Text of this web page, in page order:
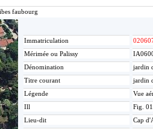
faubourg
Immatriculation
Mérimée ou Palissy
Dénomination
jardin
Titre courant
jardin
Légende
Vue
Ill
Fig.
Lieu-dit
Cap